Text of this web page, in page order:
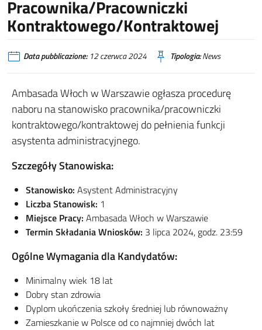
Pracownika/Pracowniczki
Kontraktowego/Kontraktowej
Data pubblicazione:12 czerwca 2024 Tipologia:News
Ambasada Włoch w Warszawie ogłasza procedurę
naboru na stanowisko pracownika/pracowniczki
kontraktowego/kontraktowej do pełnienia funkcji
asystenta administracyjnego.
Szczegóły Stanowiska:
Stanowisko: Asystent Administracyjny
Liczba Stanowisk: 1
Miejsce Pracy: Ambasada Włoch w Warszawie
Termin Składania Wniosków: 3 lipca 2024, godz. 23:59
Ogólne Wymagania dla Kandydatów:
Minimalny wiek 18 lat
Dobry stan zdrowia
Dyplom ukończenia szkoły średniej lub równoważny
Zamieszkanie w Polsce od co najmniej dwóch lat